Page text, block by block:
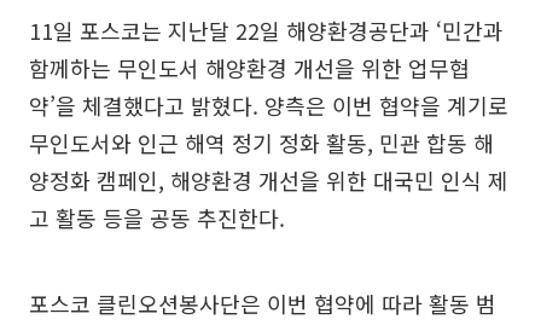
11일 포스코는 지난달 22일 해양환경공단과 ‘민간과
함께하는 무인도서 해양환경 개선을 위한 업무협
약’을 체결했다고 밝혔다. 양측은 이번 협약을 계기로
무인도서와 인근 해역 정기 정화 활동, 민관 합동 해
양정화 캠페인, 해양환경 개선을 위한 대국민 인식 제
고 활동 등을 공동 추진한다.
포스코 클린오션봉사단은 이번 협약에 따라 활동 범